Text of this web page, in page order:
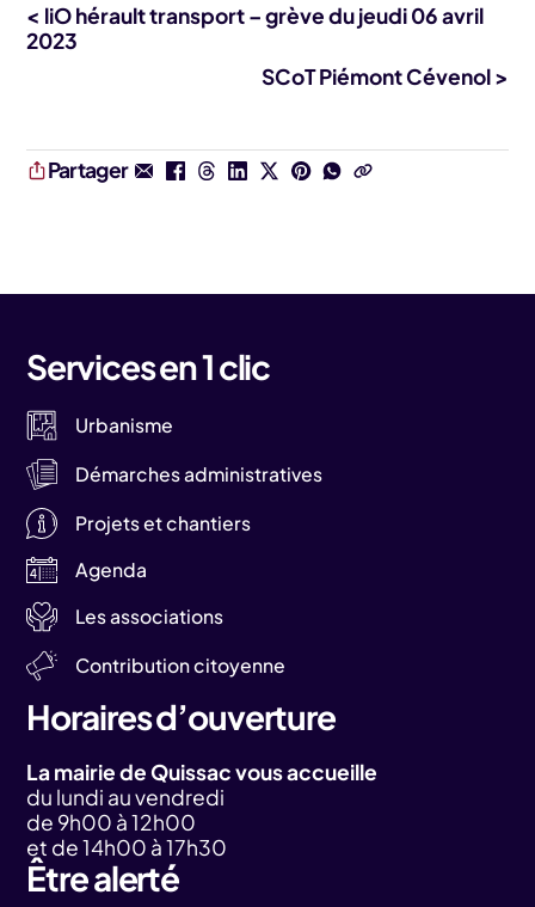
< liO hérault transport – grève du jeudi 06 avril
2023
SCoT Piémont Cévenol >
Partager
Services en 1 clic
Urbanisme
Démarches administratives
Projets et chantiers
Agenda
Les associations
Contribution citoyenne
Horaires d’ouverture
La mairie de Quissac vous accueille
du lundi au vendredi
de 9h00 à 12h00
et de 14h00 à 17h30
Être alerté